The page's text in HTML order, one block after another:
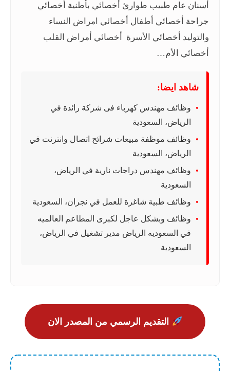
أسنان عام طبيب طوارئ أخصائي بأطنية أخصائي
جراحة أخصائي أطفال أخصائي امراض النساء
والتوليد أخصائي الأسرة أخصائي أمراض القلب
أخصائي الأم…
شاهد ايضا:
وظائف مهندس كهرباء فى شركة رائدة في
الرياض، السعودية
وظائف موظفة مبيعات شرائح اتصال وانترنت في
الرياض، السعودية
وظائف مهندس دراجات نارية في الرياض،
السعودية
وظائف طبية شاغرة للعمل في نجران، السعودية
وظائف وبشكل عاجل لكبرى المطاعم العالميه
في السعوديه الرياض مدير تشغيل في الرياض،
السعودية
التقديم الرسمي من المصدر الان